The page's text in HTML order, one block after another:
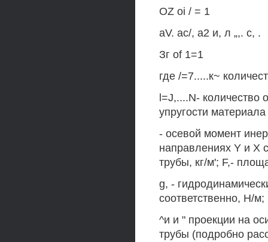
OZ oi / = 1
aV. ас/, а2 и, л „,. с, .
Зг of 1=1
где /=7.....к~
l=J,....N- количество
упругости
- осевой момент
направлениях Y и X
трубы, кг/м'; F,-
g, -
соответственно, Н/м;
^и и " проекции на
трубы (подробно